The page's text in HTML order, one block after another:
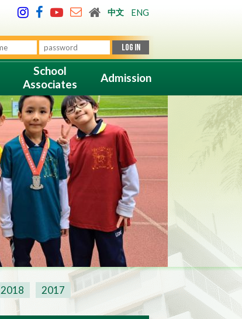
中文 ENG
School
Associates
Admission
2018 2017